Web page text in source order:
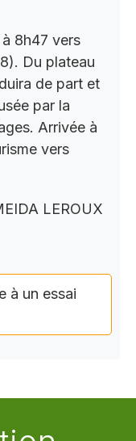
à 8h47 vers
Du plateau
de part et
par la
Arrivée à
vers
LEROUX
à un essai